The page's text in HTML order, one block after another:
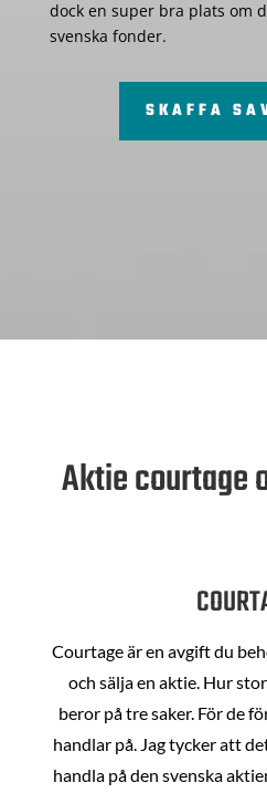
dock en super bra plats om
svenska fonder.
SKAFFA
Aktie courtage
Courtage är en avgift du
och sälja en aktie. Hur
beror på tre saker. För de
handlar på. Jag tycker att
handla på den svenska